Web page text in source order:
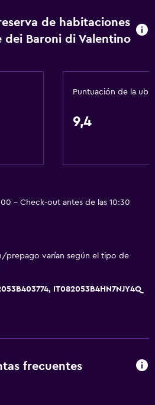
noble
de habitaciones
dei Baroni di Valentino
Puntuación de la
9,4
- Check-out antes de las 10:30
prepago varían según el tipo de
IT082053B4HN7NJY4Q
frecuentes